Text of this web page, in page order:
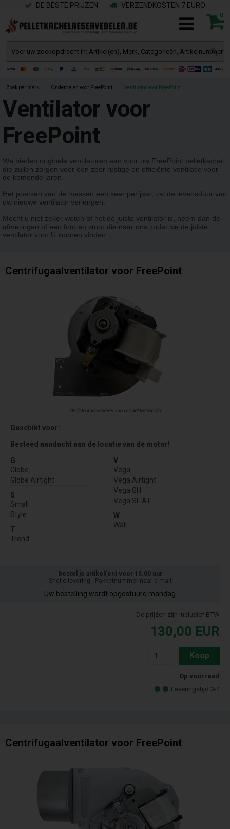
DE BESTE PRIJZEN VERZENDKOSTEN 7 EURO
0
Zoek per merk Onderdelen voor FreePoint Ventilator voor FreePoint
Ventilator voor
FreePoint
We bieden originele ventilatoren aan voor uw FreePoint pelletkachel
die zullen zorgen voor een zeer rustige en efficiënte ventilatie voor
de komende jaren.
Het poetsen van de messen een keer per jaar, zal de levensduur van
uw nieuwe ventilator verlengen.
Mocht u niet zeker weten of het de juiste ventilator is, neem dan de
afmetingen of een foto en stuur die naar ons zodat we de juiste
ventilator voor U kunnen vinden.
Centrifugaalventilator voor FreePoint
De foto kan variëren van model tot model
Geschikt voor:
Besteed aandacht aan de locatie van de motor!
G
Globe
Globe Airtight
S
Small
Style
T
Trend
V
Vega
Vega Airtight
Vega GH
Vega SL AT
W
Wall
Bestel je artikel(en) voor 15.00 uur
Snelle levering - Pakketnummer naar e-mail
Uw bestelling wordt opgestuurd mandag
De prijzen zijn inclusief BTW
130,00 EUR
Koop
Op voorraad
Leveringstijd 3-4
Centrifugaalventilator voor FreePoint